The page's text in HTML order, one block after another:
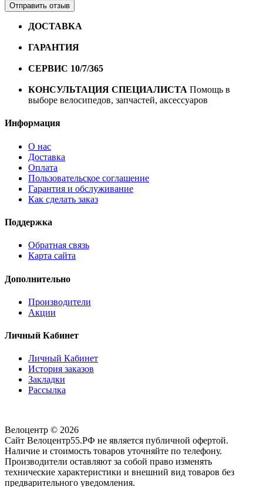
Отправить отзыв
ДОСТАВКА
ГАРАНТИЯ
СЕРВИС 10/7/365
КОНСУЛЬТАЦИЯ СПЕЦИАЛИСТА Помощь в
выборе велосипедов, запчастей, аксессуаров
Информация
О нас
Доставка
Оплата
Пользовательское соглашение
Гарантия и обслуживание
Как сделать заказ
Поддержка
Обратная связь
Карта сайта
Дополнительно
Производители
Акции
Личный Кабинет
Личный Кабинет
История заказов
Закладки
Рассылка
Велоцентр © 2026
Сайт Велоцентр55.РФ не является публичной офертой.
Наличие и стоимость товаров уточняйте по телефону.
Производители оставляют за собой право изменять
технические характеристики и внешний вид товаров без
предварительного уведомления.